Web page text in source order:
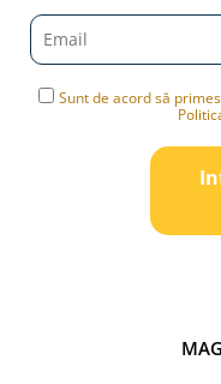
Sunt de acord să